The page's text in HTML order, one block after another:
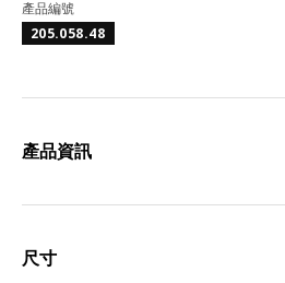
產品編號
205.058.48
產品資訊
尺寸